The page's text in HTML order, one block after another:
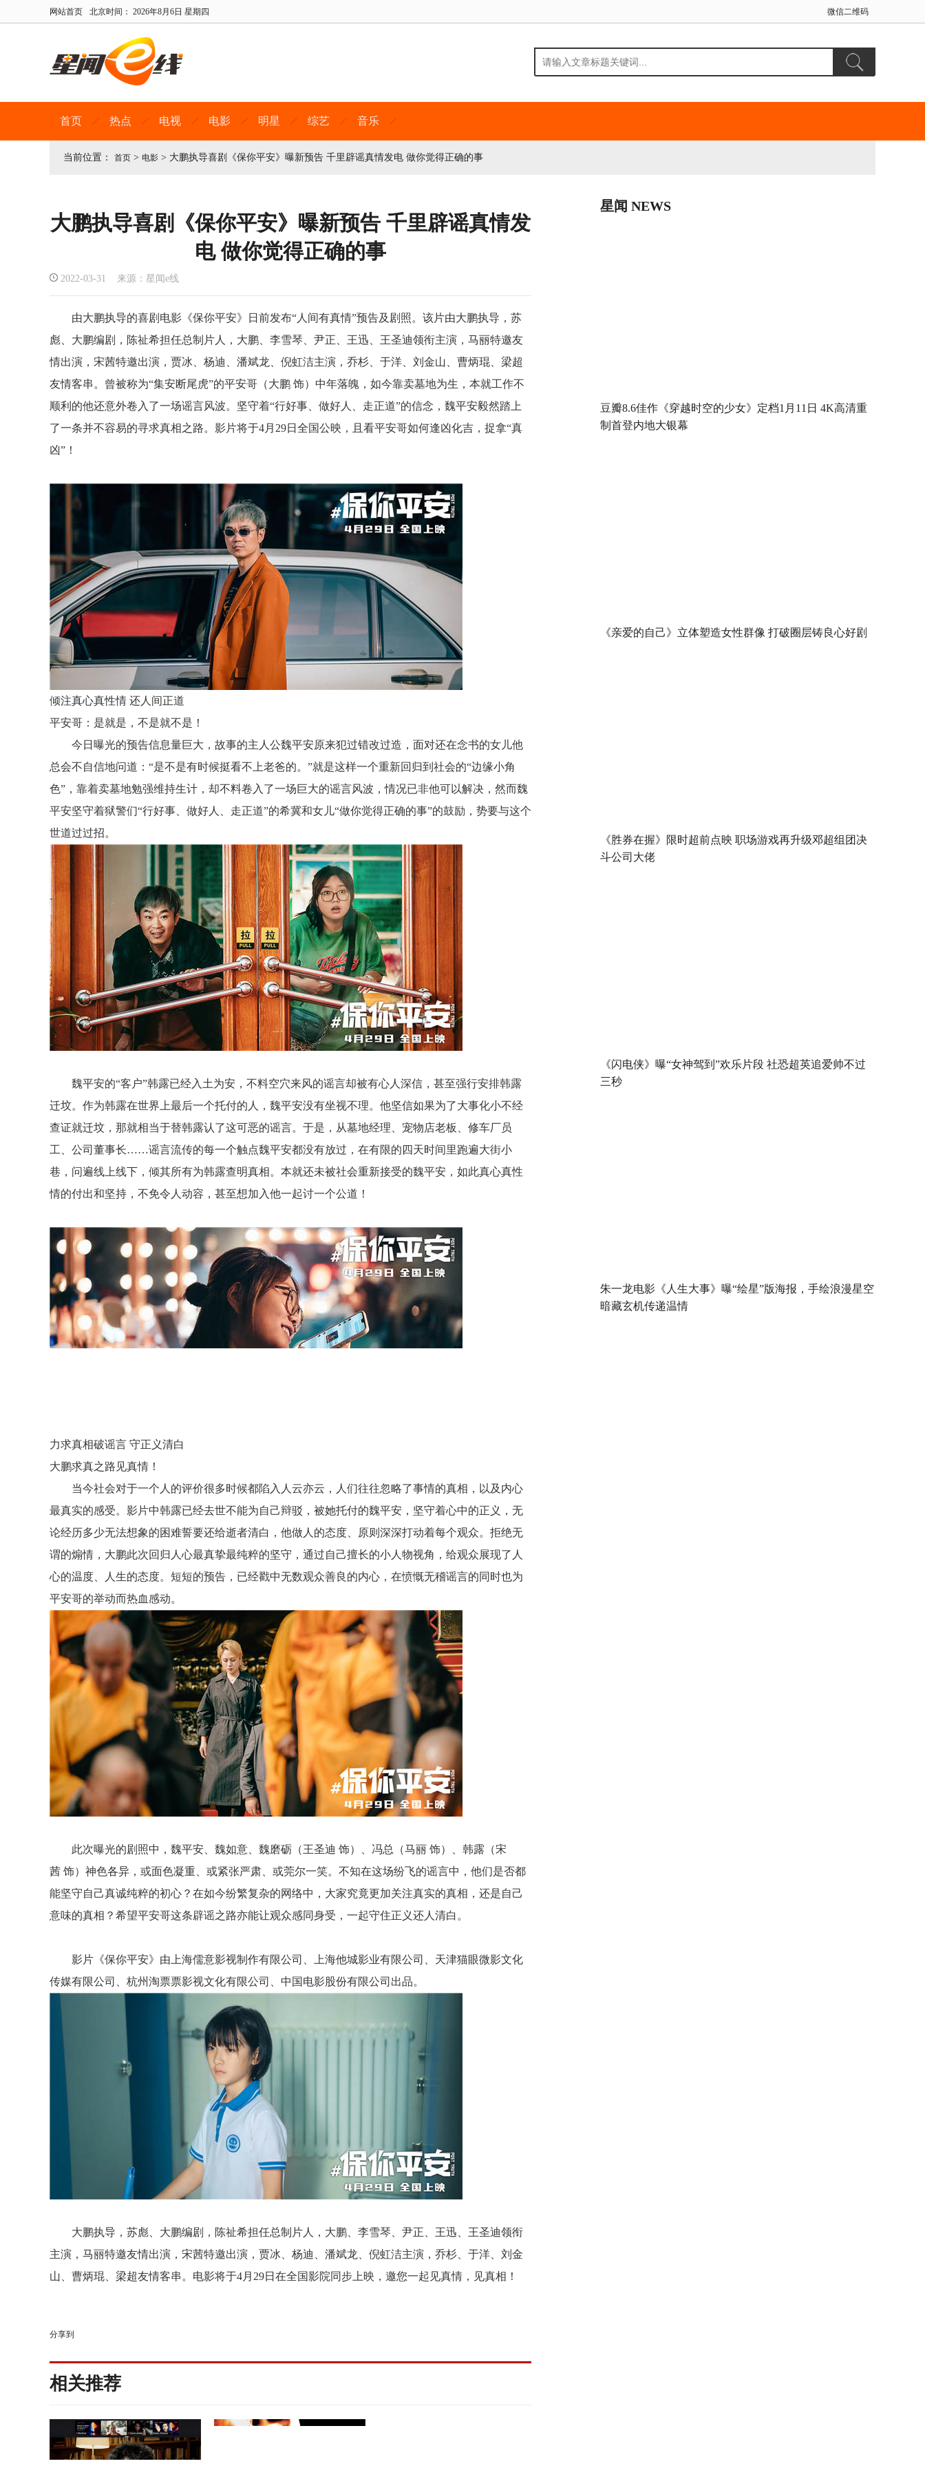
网站首页 北京时间： 2026年8月6日 星期四 微信二维码
首页 热点 电视 电影 明星 综艺 音乐
当前位置： 首页 > 电影 > 大鹏执导喜剧《保你平安》曝新预告 千里辟谣真情发电 做你觉得正确的事
大鹏执导喜剧《保你平安》曝新预告 千里辟谣真情发
电 做你觉得正确的事
2022-03-31 来源：星闻e线
由大鹏执导的喜剧电影《保你平安》日前发布“人间有真情”预告及剧照。该片由大鹏执导，苏
彪、大鹏编剧，陈祉希担任总制片人，大鹏、李雪琴、尹正、王迅、王圣迪领衔主演，马丽特邀友
情出演，宋茜特邀出演，贾冰、杨迪、潘斌龙、倪虹洁主演，乔杉、于洋、刘金山、曹炳琨、梁超
友情客串。曾被称为“集安断尾虎”的平安哥（大鹏 饰）中年落魄，如今靠卖墓地为生，本就工作不
顺利的他还意外卷入了一场谣言风波。坚守着“行好事、做好人、走正道”的信念，魏平安毅然踏上
了一条并不容易的寻求真相之路。影片将于4月29日全国公映，且看平安哥如何逢凶化吉，捉拿“真
凶”！
倾注真心真性情 还人间正道
平安哥：是就是，不是就不是！
今日曝光的预告信息量巨大，故事的主人公魏平安原来犯过错改过造，面对还在念书的女儿他
总会不自信地问道： “是不是有时候挺看不上老爸的。”就是这样一个重新回归到社会的“边缘小角
色”，靠着卖墓地勉强维持生计，却不料卷入了一场巨大的谣言风波，情况已非他可以解决，然而魏
平安坚守着狱警们“行好事、做好人、走正道”的希冀和女儿“做你觉得正确的事”的鼓励，势要与这个
世道过过招。
魏平安的“客户”韩露已经入土为安，不料空穴来风的谣言却被有心人深信，甚至强行安排韩露
迁坟。作为韩露在世界上最后一个托付的人，魏平安没有坐视不理。他坚信如果为了大事化小不经
查证就迁坟，那就相当于替韩露认了这可恶的谣言。于是，从墓地经理、宠物店老板、修车厂员
工、 公司董事长……谣言流传的每一个触点魏平安都没有放过，在有限的四天时间里跑遍大街小
巷，问遍线上线下，倾其所有为韩露查明真相。本就还未被社会重新接受的魏平安，如此真心真性
情的付出和坚持，不免令人动容，甚至想加入他一起讨一个公道！
力求真相破谣言 守正义清白
大鹏求真之路见真情！
当今社会对于一个人的评价很多时候都陷入人云亦云，人们往往忽略了事情的真相，以及内心
最真实的感受。影片中韩露已经去世不能为自己辩驳，被她托付的魏平安，坚守着心中的正义，无
论经历多少无法想象的困难誓要还给逝者清白，他做人的态度、原则深深打动着每个观众。拒绝无
谓的煽情，大鹏此次回归人心最真挚最纯粹的坚守，通过自己擅长的小人物视角，给观众展现了人
心的温度、人生的态度。短短的预告，已经戳中无数观众善良的内心，在愤慨无稽谣言的同时也为
平安哥的举动而热血感动。
此次曝光的剧照中，魏平安、魏如意、魏磨砺（王圣迪 饰）、冯总（马丽 饰）、韩露（宋
茜 饰）神色各异，或面色凝重、或紧张严肃、或莞尔一笑。不知在这场纷飞的谣言中，他们是否都
能坚守自己真诚纯粹的初心？在如今纷繁复杂的网络中，大家究竟更加关注真实的真相，还是自己
意味的真相？希望平安哥这条辟谣之路亦能让观众感同身受，一起守住正义还人清白。
影片《保你平安》由上海儒意影视制作有限公司、上海他城影业有限公司、天津猫眼微影文化
传媒有限公司、杭州淘票票影视文化有限公司、中国电影股份有限公司出品。
大鹏执导，苏彪、大鹏编剧，陈祉希担任总制片人，大鹏、李雪琴、尹正、王迅、王圣迪领衔
主演，马丽特邀友情出演，宋茜特邀出演，贾冰、杨迪、潘斌龙、倪虹洁主演，乔杉、于洋、刘金
山、曹炳琨、梁超友情客串。电影将于4月29日在全国影院同步上映，邀您一起见真情，见真相！
分享到
相关推荐
星闻 NEWS
豆瓣8.6佳作《穿越时空的少女》定档1月11日 4K高清重
制首登内地大银幕
《亲爱的自己》立体塑造女性群像 打破圈层铸良心好剧
《胜券在握》限时超前点映 职场游戏再升级邓超组团决
斗公司大佬
《闪电侠》曝“女神驾到”欢乐片段 社恐超英追爱帅不过
三秒
朱一龙电影《人生大事》曝“绘星”版海报，手绘浪漫星空
暗藏玄机传递温情